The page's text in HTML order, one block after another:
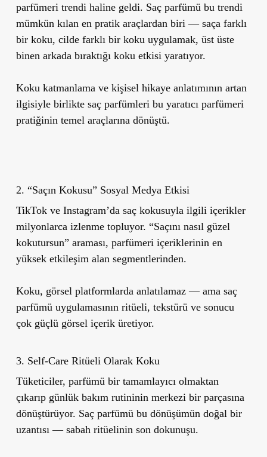
parfümeri trendi haline geldi. Saç parfümü bu trendi
mümkün kılan en pratik araçlardan biri — saça farklı
bir koku, cilde farklı bir koku uygulamak, üst üste
binen arkada bıraktığı koku etkisi yaratıyor.
Koku katmanlama ve kişisel hikaye anlatımının artan
ilgisiyle birlikte saç parfümleri bu yaratıcı parfümeri
pratiğinin temel araçlarına dönüştü.
2. “Saçın Kokusu” Sosyal Medya Etkisi
TikTok ve Instagram’da saç kokusuyla ilgili içerikler
milyonlarca izlenme topluyor. “Saçını nasıl güzel
kokutursun” araması, parfümeri içeriklerinin en
yüksek etkileşim alan segmentlerinden.
Koku, görsel platformlarda anlatılamaz — ama saç
parfümü uygulamasının ritüeli, tekstürü ve sonucu
çok güçlü görsel içerik üretiyor.
3. Self-Care Ritüeli Olarak Koku
Tüketiciler, parfümü bir tamamlayıcı olmaktan
çıkarıp günlük bakım rutininin merkezi bir parçasına
dönüştürüyor. Saç parfümü bu dönüşümün doğal bir
uzantısı — sabah ritüelinin son dokunuşu.